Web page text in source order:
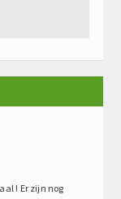
! Er zijn nog